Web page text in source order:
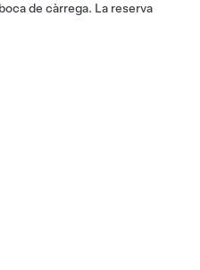
de càrrega. La reserva